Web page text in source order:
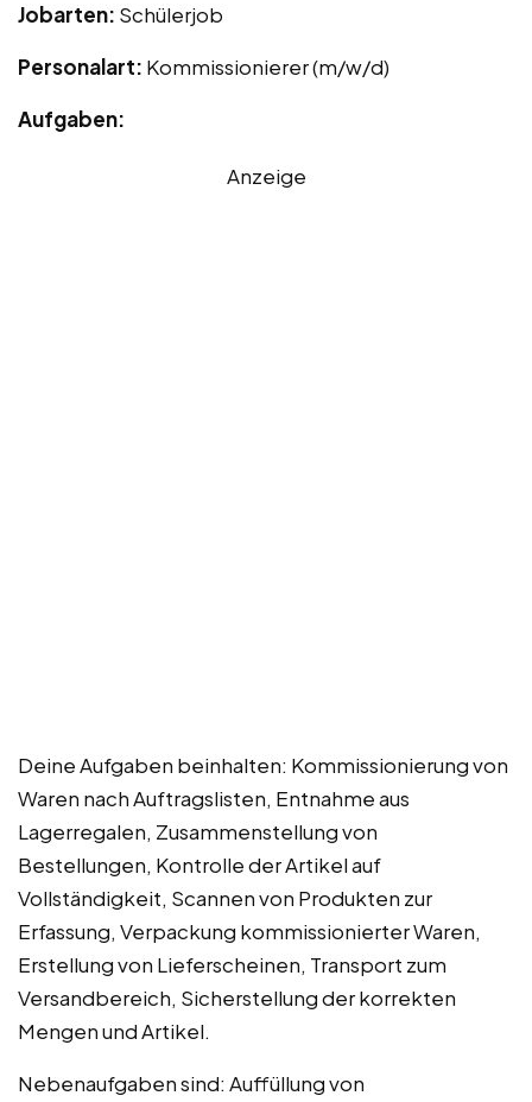
Jobarten: Schülerjob
Personalart: Kommissionierer (m/w/d)
Aufgaben:
Anzeige
Deine Aufgaben beinhalten: Kommissionierung von
Waren nach Auftragslisten, Entnahme aus
Lagerregalen, Zusammenstellung von
Bestellungen, Kontrolle der Artikel auf
Vollständigkeit, Scannen von Produkten zur
Erfassung, Verpackung kommissionierter Waren,
Erstellung von Lieferscheinen, Transport zum
Versandbereich, Sicherstellung der korrekten
Mengen und Artikel.
Nebenaufgaben sind: Auffüllung von